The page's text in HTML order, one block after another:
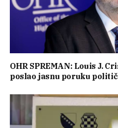
OHR SPREMAN: Louis J.
poslao jasnu poruku